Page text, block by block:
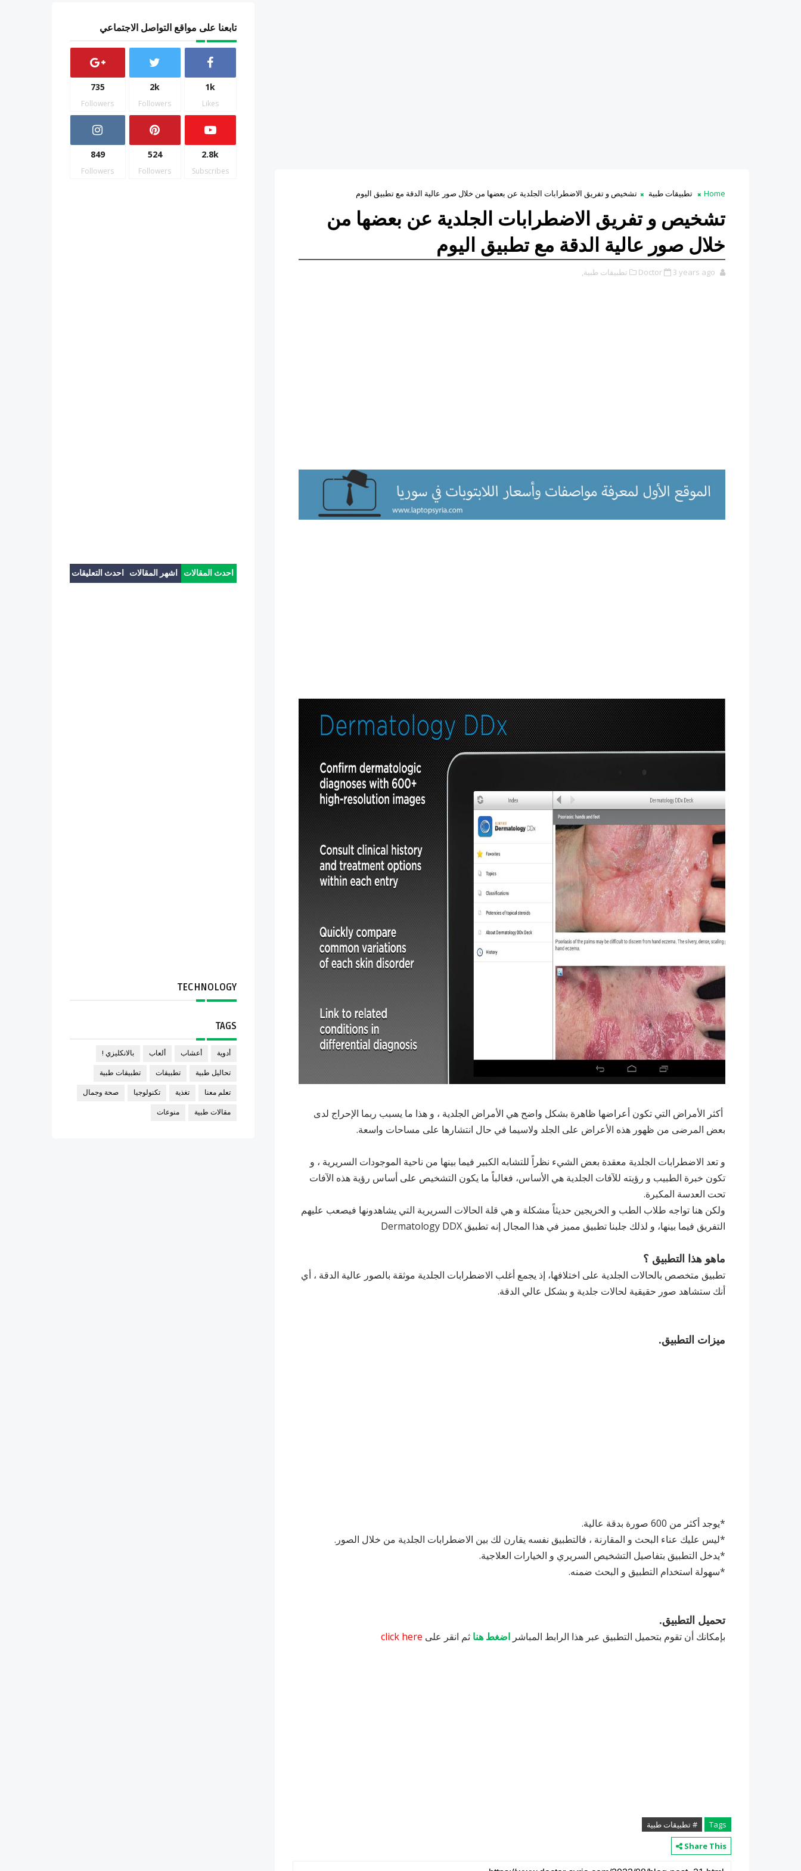
Home تطبيقات طبية تشخيص و تفريق الاضطرابات الجلدية عن بعضها من خلال صور عالية الدقة مع تطبيق اليوم
تشخيص و تفريق الاضطرابات الجلدية عن بعضها من
خلال صور عالية الدقة مع تطبيق اليوم
Doctor 3 years ago تطبيقات طبية,
أكثر الأمراض التي تكون أعراضها ظاهرة بشكل واضح هي الأمراض الجلدية ، و هذا ما يسبب ربما الإحراج لدى
بعض المرضى من ظهور هذه الأعراض على الجلد ولاسيما في حال انتشارها على مساحات واسعة.
و تعد الاضطرابات الجلدية معقدة بعض الشيء نظراً للتشابه الكبير فيما بينها من ناحية الموجودات السريرية ، و
تكون خبرة الطبيب و رؤيته للآفات الجلدية هي الأساس، فغالباً ما يكون التشخيص على أساس رؤية هذه الآفات
تحت العدسة المكبرة.
ولكن هنا تواجه طلاب الطب و الخريجين حديثاً مشكلة و هي قلة الحالات السريرية التي يشاهدونها فيصعب عليهم
التفريق فيما بينها، و لذلك جلبنا تطبيق مميز في هذا المجال إنه تطبيق Dermatology DDX
ماهو هذا التطبيق ؟
تطبيق متخصص بالحالات الجلدية على اختلافها، إذ يجمع أغلب الاضطرابات الجلدية موثقة بالصور عالية الدقة ، أي
أنك ستشاهد صور حقيقية لحالات جلدية و بشكل عالي الدقة.
ميزات التطبيق.
*يوجد أكثر من 600 صورة بدقة عالية.
*ليس عليك عناء البحث و المقارنة ، فالتطبيق نفسه يقارن لك بين الاضطرابات الجلدية من خلال الصور.
*يدخل التطبيق بتفاصيل التشخيص السريري و الخيارات العلاجية.
*سهولة استخدام التطبيق و البحث ضمنه.
تحميل التطبيق.
بإمكانك أن تقوم بتحميل التطبيق عبر هذا الرابط المباشر اضغط هنا ثم انقر على click here
Tags
# تطبيقات طبية
Share This
تابعنا على مواقع التواصل الاجتماعي
1k
Likes
2k
Followers
735
Followers
2.8k
Subscribes
524
Followers
849
Followers
احدث المقالات اشهر المقالات احدث التعليقات
TECHNOLOGY
TAGS
أدوية أعشاب ألعاب بالانكليزي !
تحاليل طبية تطبيقات تطبيقات طبية
تعلم معنا تغذية تكنولوجيا صحة وجمال
مقالات طبية منوعات